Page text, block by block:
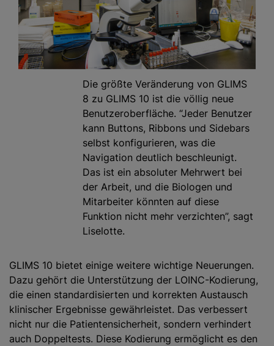
Die größte Veränderung von GLIMS
8 zu GLIMS 10 ist die völlig neue
Benutzeroberfläche. “Jeder Benutzer
kann Buttons, Ribbons und Sidebars
selbst konfigurieren, was die
Navigation deutlich beschleunigt.
Das ist ein absoluter Mehrwert bei
der Arbeit, und die Biologen und
Mitarbeiter könnten auf diese
Funktion nicht mehr verzichten”, sagt
Liselotte.
GLIMS 10 bietet einige weitere wichtige Neuerungen.
Dazu gehört die Unterstützung der LOINC-Kodierung,
die einen standardisierten und korrekten Austausch
klinischer Ergebnisse gewährleistet. Das verbessert
nicht nur die Patientensicherheit, sondern verhindert
auch Doppeltests. Diese Kodierung ermöglicht es den